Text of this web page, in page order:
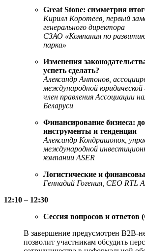
Great Stone: симметрия
Кирилл Коротеев, первый
генерального директора
СЗАО «Компания по
парка»
Изменения
успеть сделать?
Александр Антонов,
международной юридической
член правления Ассоциации
Беларуси
Финансирование бизнеса:
инструменты и тенденции
Александр Кондрашонок,
международной
компании ASER
Логистические и
Геннадий Гогения, CEO RTL
12:10 – 12:30
Сессия вопросов и ответов
В завершение предусмотрен B2B-
позволит участникам обсудить